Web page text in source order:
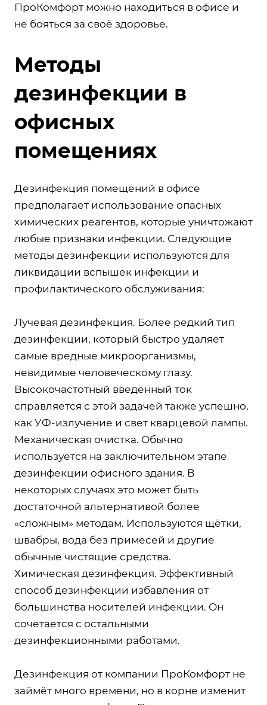
ПроКомфорт можно находиться в офисе и
не бояться за своё здоровье.
Методы
дезинфекции в
офисных
помещениях
Дезинфекция помещений в офисе
предполагает использование опасных
химических реагентов, которые уничтожают
любые признаки инфекции. Следующие
методы дезинфекции используются для
ликвидации вспышек инфекции и
профилактического обслуживания:
Лучевая дезинфекция. Более редкий тип
дезинфекции, который быстро удаляет
самые вредные микроорганизмы,
невидимые человеческому глазу.
Высокочастотный введённый ток
справляется с этой задачей также успешно,
как УФ-излучение и свет кварцевой лампы.
Механическая очистка. Обычно
используется на заключительном этапе
дезинфекции офисного здания. В
некоторых случаях это может быть
достаточной альтернативой более
«сложным» методам. Используются щётки,
швабры, вода без примесей и другие
обычные чистящие средства.
Химическая дезинфекция. Эффективный
способ дезинфекции избавления от
большинства носителей инфекции. Он
сочетается с остальными
дезинфекционными работами.
Дезинфекция от компании ПроКомфорт не
займёт много времени, но в корне изменит